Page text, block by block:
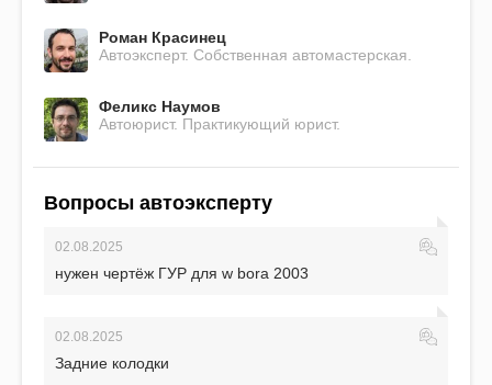
Роман Красинец
Автоэксперт. Собственная автомастерская.
Феликс Наумов
Автоюрист. Практикующий юрист.
Вопросы автоэксперту
02.08.2025
нужен чертёж ГУР для w bora 2003
02.08.2025
Задние колодки